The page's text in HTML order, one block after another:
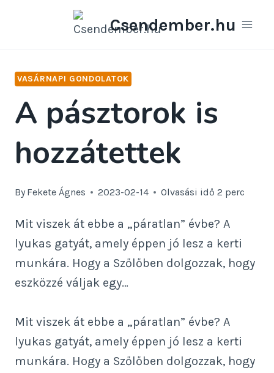
Csendember.hu
VASÁRNAPI GONDOLATOK
A pásztorok is
hozzátettek
By Fekete Ágnes 2023-02-14 Olvasási idő 2 perc
Mit viszek át ebbe a „páratlan” évbe? A
lyukas gatyát, amely éppen jó lesz a kerti
munkára. Hogy a Szőlőben dolgozzak, hogy
eszközzé váljak egy…
Mit viszek át ebbe a „páratlan” évbe? A
lyukas gatyát, amely éppen jó lesz a kerti
munkára. Hogy a Szőlőben dolgozzak, hogy